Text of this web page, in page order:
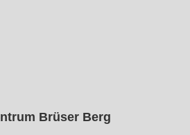
Brüser Berg